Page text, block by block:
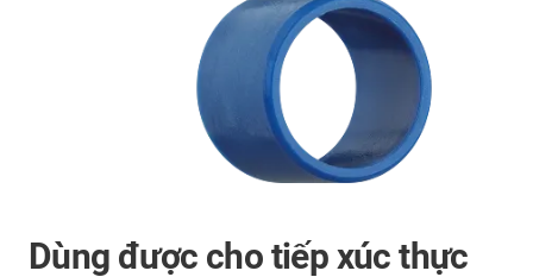
Dùng được cho tiếp xúc thực